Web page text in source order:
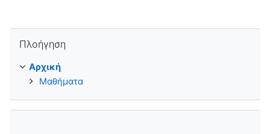
Πλοήγηση
Αρχική
Μαθήματα